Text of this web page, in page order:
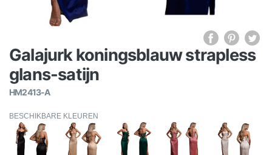
Galajurk koningsblauw strapless
glans-satijn
HM2413-A
BESCHIKBARE KLEUREN